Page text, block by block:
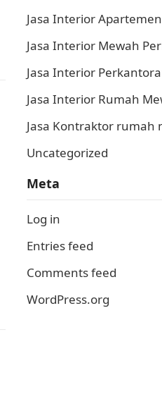
Jasa Interior
Jasa Interior Mewah
Jasa Interior
Jasa Interior Rumah
Jasa Kontraktor rumah
Uncategorized
Meta
Log in
Entries feed
Comments feed
WordPress.org